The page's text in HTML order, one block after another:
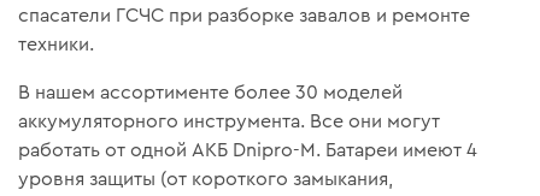
спасатели ГСЧС при разборке завалов и ремонте
техники.
В нашем ассортименте более 30 моделей
аккумуляторного инструмента. Все они могут
работать от одной АКБ Dnipro-M. Батареи имеют 4
уровня защиты (от короткого замыкания,